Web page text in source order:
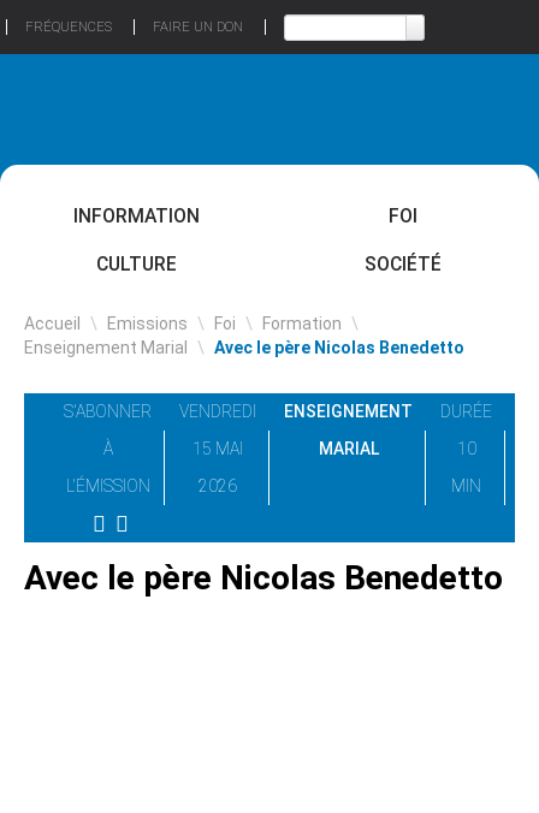
FRÉQUENCES FAIRE UN DON
INFORMATION FOI
CULTURE SOCIÉTÉ
Accueil \ Emissions \ Foi \ Formation \
Enseignement Marial
\ Avec le père Nicolas Benedetto
S'ABONNER
À
L'ÉMISSION
VENDREDI
15 MAI
2026
ENSEIGNEMENT
MARIAL
DURÉE
10
MIN
Avec le père Nicolas Benedetto